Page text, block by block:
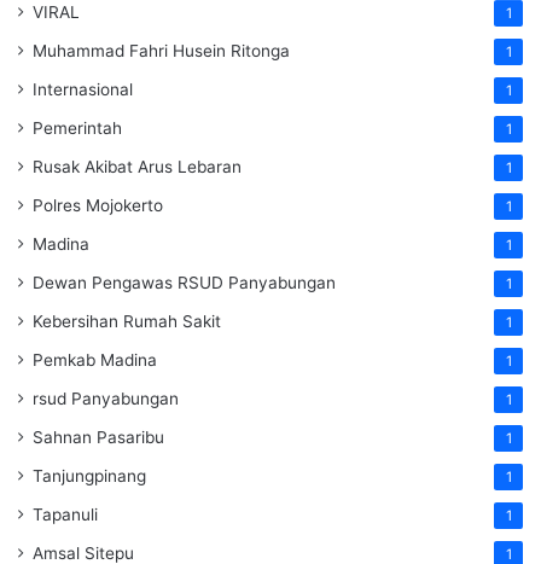
VIRAL 1
Muhammad Fahri Husein Ritonga 1
Internasional 1
Pemerintah 1
Rusak Akibat Arus Lebaran 1
Polres Mojokerto 1
Madina 1
Dewan Pengawas RSUD Panyabungan 1
Kebersihan Rumah Sakit 1
Pemkab Madina 1
rsud Panyabungan 1
Sahnan Pasaribu 1
Tanjungpinang 1
Tapanuli 1
Amsal Sitepu 1